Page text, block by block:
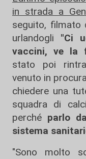
in strada a
seguito, filmato
urlandogli "Ci
vaccini, ve la
stato poi
venuto in
chiedere una
squadra di
perché parlo
sistema
"Sono molto